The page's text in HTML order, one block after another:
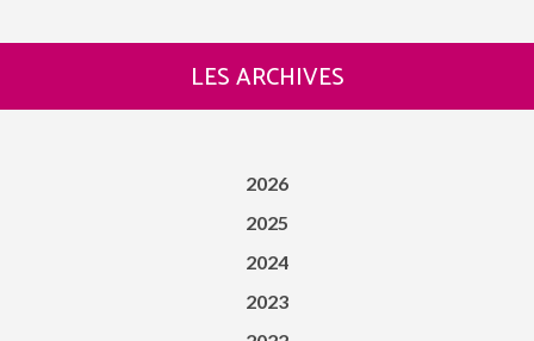
LES ARCHIVES
2026
2025
2024
2023